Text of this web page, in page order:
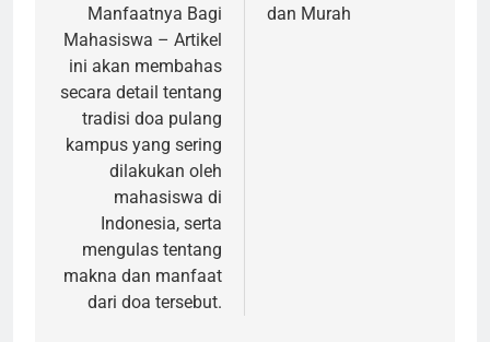
Manfaatnya Bagi
Mahasiswa – Artikel
ini akan membahas
secara detail tentang
tradisi doa pulang
kampus yang sering
dilakukan oleh
mahasiswa di
Indonesia, serta
mengulas tentang
makna dan manfaat
dari doa tersebut.
dan Murah